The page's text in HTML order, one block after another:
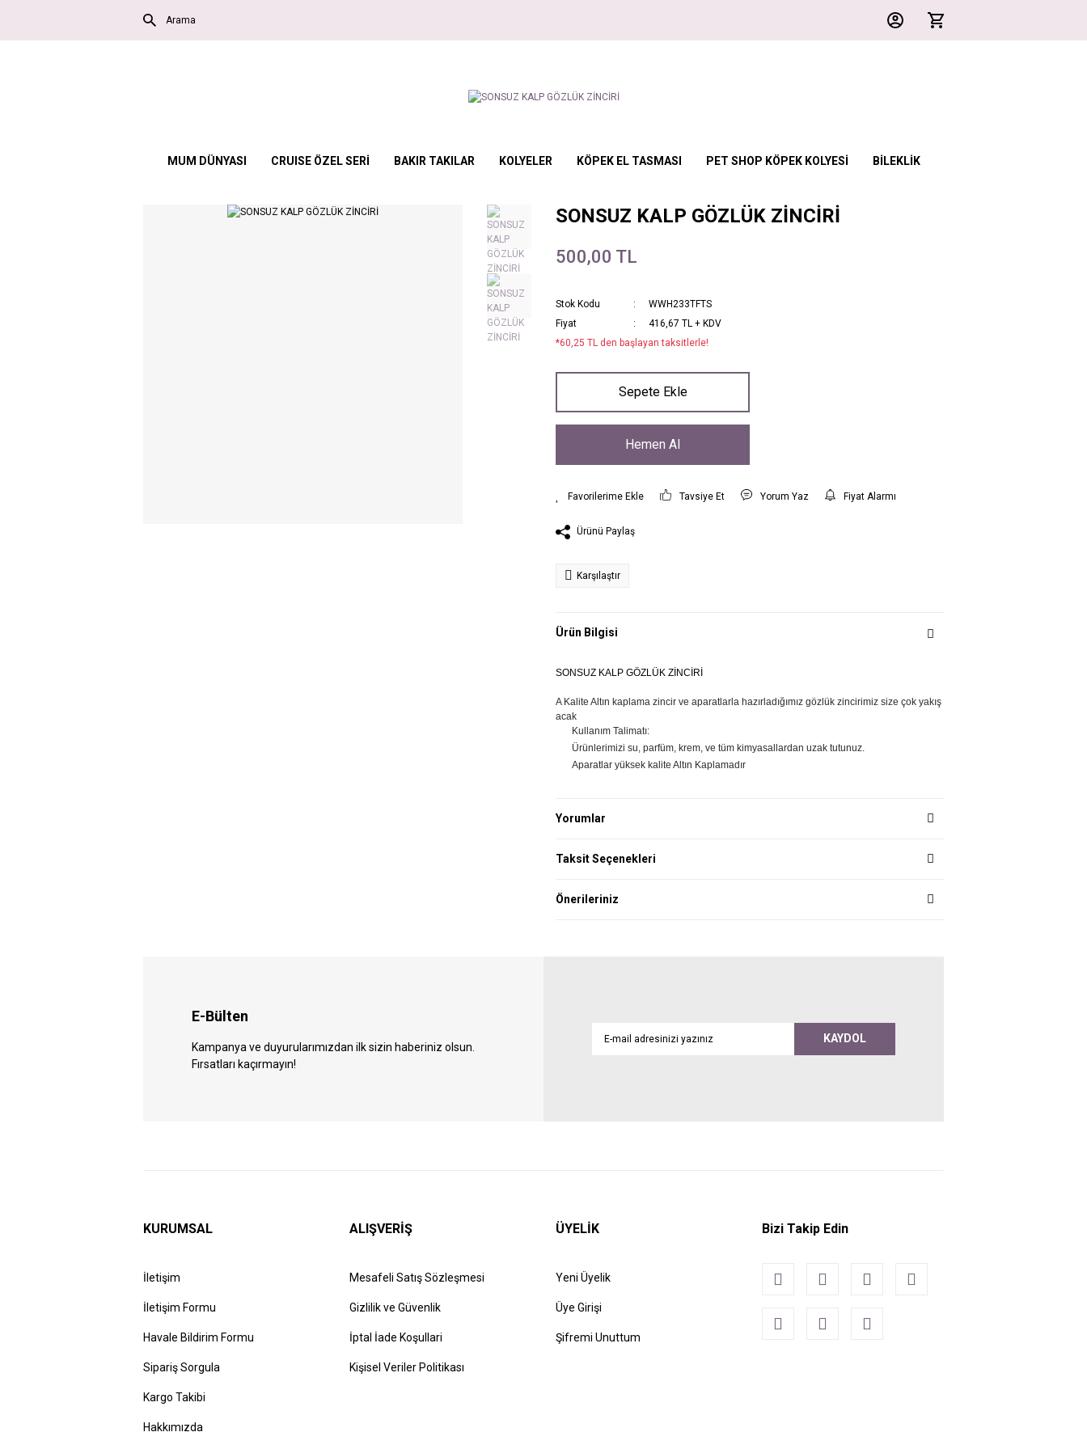
MUM DÜNYASI CRUISE ÖZEL SERİ BAKIR TAKILAR KOLYELER KÖPEK EL TASMASI PET SHOP KÖPEK KOLYESİ BİLEKLİK
SONSUZ KALP GÖZLÜK ZİNCİRİ
500,00 TL
Stok Kodu
WWH233TFTS
Fiyat
416,67 TL + KDV
*60,25 TL den başlayan taksitlerle!
Sepete Ekle
Hemen Al
Tavsiye Et Yorum Yaz Fiyat Alarmı
Ürünü Paylaş
Karşılaştır
Ürün Bilgisi
SONSUZ KALP GÖZLÜK ZİNCİRİ
A Kalite Altın kaplama zincir ve aparatlarla hazırladığımız gözlük zincirimiz size çok yakış
acak
Kullanım Talimatı:
Ürünlerimizi su, parfüm, krem, ve tüm kimyasallardan uzak tutunuz.
Aparatlar yüksek kalite Altın Kaplamadır
Yorumlar
Taksit Seçenekleri
Önerileriniz
E-Bülten
Kampanya ve duyurularımızdan ilk sizin haberiniz olsun.
Fırsatları kaçırmayın!
KAYDOL
KURUMSAL
İletişim
İletişim Formu
Havale Bildirim Formu
Sipariş Sorgula
Kargo Takibi
Hakkımızda
ALIŞVERİŞ
Mesafeli Satış Sözleşmesi
Gizlilik ve Güvenlik
İptal İade Koşullari
Kişisel Veriler Politikası
ÜYELİK
Yeni Üyelik
Üye Girişi
Şifremi Unuttum
Bizi Takip Edin